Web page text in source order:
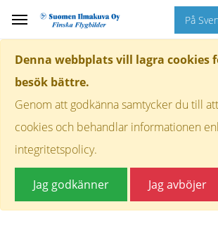
Denna webbplats vill lagra cookies
besök bättre.
Genom att godkänna samtycker du till
cookies och behandlar informationen
integritetspolicy.
Jag godkänner Jag avböjer
På